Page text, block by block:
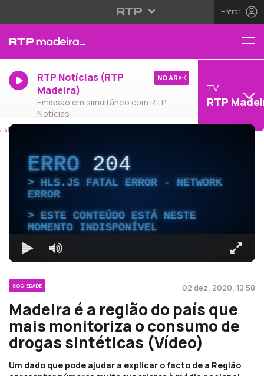
Entrar
RTP Notícias (RTP
Madeira)
Emissão em simultâneo com RTP
Notícias
NO AR
TV
RTP
ERRO204
HLS.JS FATAL ERROR - NETWORK
ERROR
ESTE CONTEÚDO ESTÁ NESTE
MOMENTO INDISPONÍVEL
SOCIEDADE 02 dez, 2020, 13:58
Madeira é a região do país que
mais monitoriza o consumo de
drogas sintéticas (Vídeo)
Um dado que pode ajudar a explicar o facto de a Região